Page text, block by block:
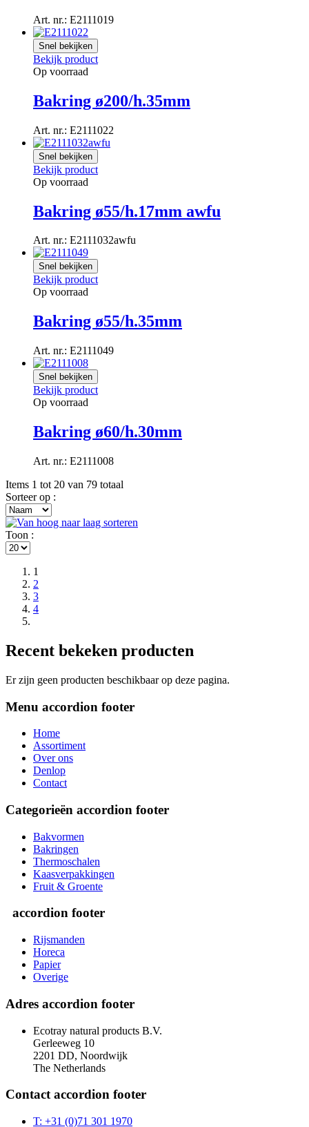
Art. nr.: E2111019
Snel bekijken
Bekijk product
Op voorraad
Bakring ø200/h.35mm
Art. nr.: E2111022
Snel bekijken
Bekijk product
Op voorraad
Bakring ø55/h.17mm awfu
Art. nr.: E2111032awfu
Snel bekijken
Bekijk product
Op voorraad
Bakring ø55/h.35mm
Art. nr.: E2111049
Snel bekijken
Bekijk product
Op voorraad
Bakring ø60/h.30mm
Art. nr.: E2111008
Items 1 tot 20 van 79 totaal
Sorteer op :
Toon :
1
2
3
4
Recent bekeken producten
Er zijn geen producten beschikbaar op deze pagina.
Menu accordion footer
Home
Assortiment
Over ons
Denlop
Contact
Categorieën accordion footer
Bakvormen
Bakringen
Thermoschalen
Kaasverpakkingen
Fruit & Groente
accordion footer
Rijsmanden
Horeca
Papier
Overige
Adres accordion footer
Ecotray natural products B.V.
Gerleeweg 10
2201 DD, Noordwijk
The Netherlands
Contact accordion footer
T: +31 (0)71 301 1970